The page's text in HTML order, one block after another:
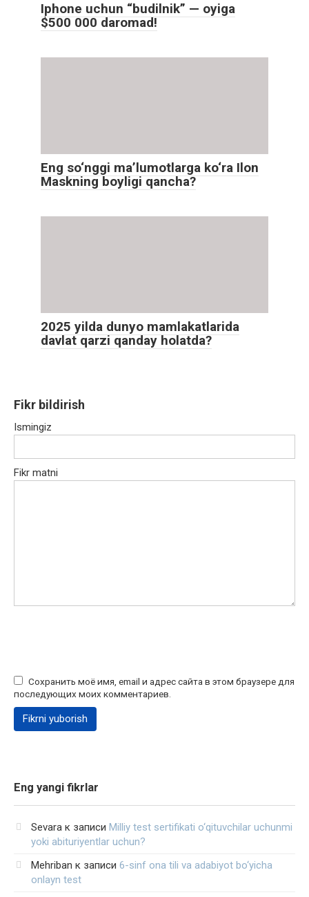
Iphone uchun “budilnik” — oyiga
$500 000 daromad!
Eng so‘nggi maʼlumotlarga ko‘ra Ilon
Maskning boyligi qancha?
2025 yilda dunyo mamlakatlarida
davlat qarzi qanday holatda?
Fikr bildirish
Ismingiz
Fikr matni
Сохранить моё имя, email и адрес сайта в этом браузере для
последующих моих комментариев.
Eng yangi fikrlar
Sevara к записи Milliy test sertifikati o‘qituvchilar uchunmi
yoki abituriyentlar uchun?
Mehriban к записи 6-sinf ona tili va adabiyot bo‘yicha
onlayn test